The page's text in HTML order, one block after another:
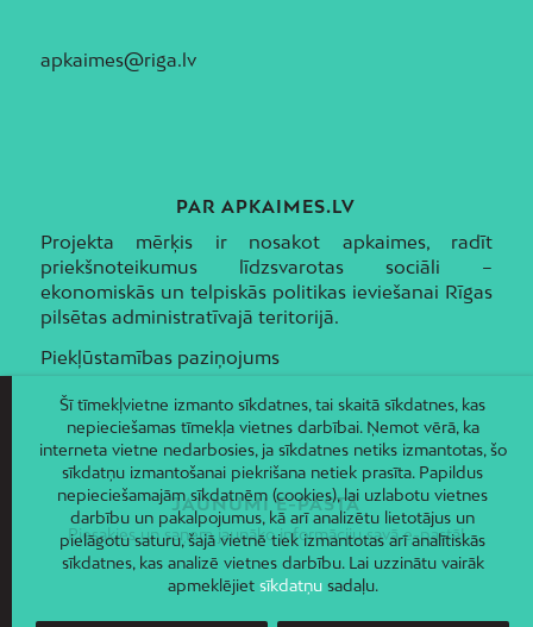
apkaimes@riga.lv
PAR APKAIMES.LV
Projekta mērķis ir nosakot apkaimes, radīt
priekšnoteikumus līdzsvarotas sociāli –
ekonomiskās un telpiskās politikas ieviešanai Rīgas
pilsētas administratīvajā teritorijā.
Piekļūstamības paziņojums
JAUNUMI E-PASTĀ
Piesakies un saņem jaunāko informāciju savā e-pastā!
Šī tīmekļvietne izmanto sīkdatnes, tai skaitā sīkdatnes, kas
nepieciešamas tīmekļa vietnes darbībai. Ņemot vērā, ka
interneta vietne nedarbosies, ja sīkdatnes netiks izmantotas, šo
sīkdatņu izmantošanai piekrišana netiek prasīta. Papildus
nepieciešamajām sīkdatnēm (cookies), lai uzlabotu vietnes
darbību un pakalpojumus, kā arī analizētu lietotājus un
pielāgotu saturu, šajā vietnē tiek izmantotas arī analītiskās
sīkdatnes, kas analizē vietnes darbību. Lai uzzinātu vairāk
apmeklējiet sīkdatņusadaļu.